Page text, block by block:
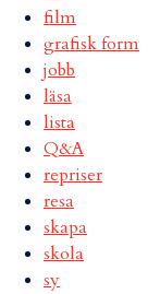
film
grafisk form
jobb
läsa
lista
Q&A
repriser
resa
skapa
skola
sy